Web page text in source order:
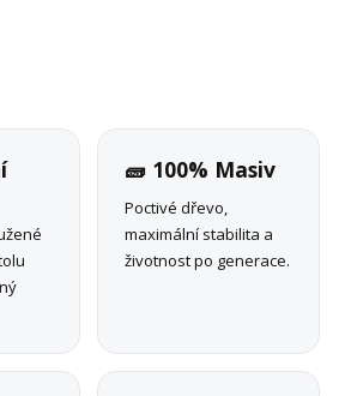
🧱 100% Masiv
Poctivé dřevo,
maximální stabilita a
životnost po generace.